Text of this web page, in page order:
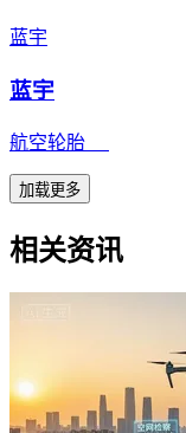
蓝宇
蓝宇
航空轮胎
加载更多
相关资讯